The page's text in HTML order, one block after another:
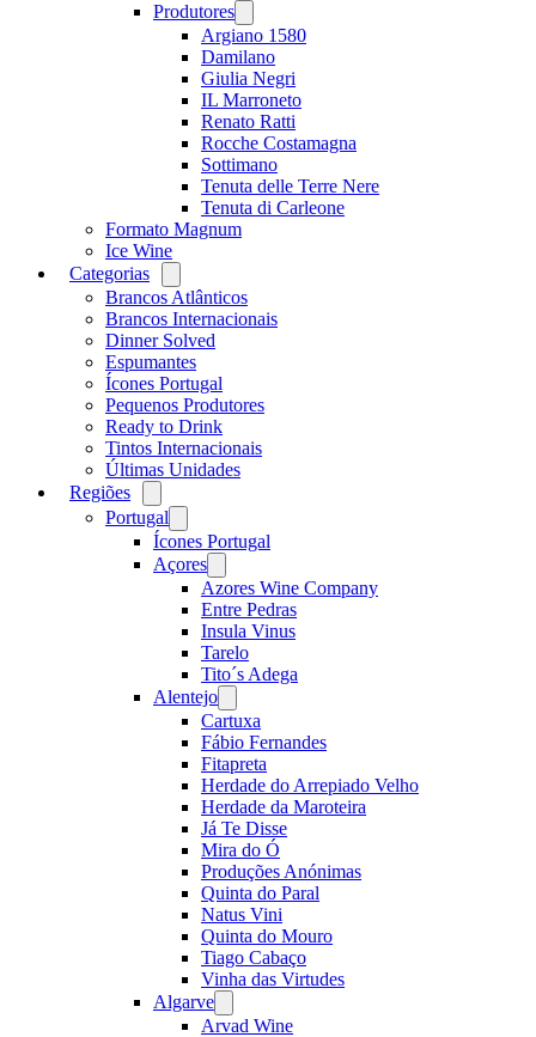
Produtores
menu
Argiano 1580
Damilano
Giulia Negri
IL Marroneto
Renato Ratti
Rocche Costamagna
Sottimano
Tenuta delle Terre Nere
Tenuta di Carleone
Formato Magnum
Ice Wine
Categorias
menu
Brancos Atlânticos
Brancos Internacionais
Dinner Solved
Espumantes
Ícones Portugal
Pequenos Produtores
Ready to Drink
Tintos Internacionais
Últimas Unidades
Regiões
menu
Portugal
menu
Ícones Portugal
Açores
menu
Azores Wine Company
Entre Pedras
Insula Vinus
Tarelo
Tito´s Adega
Alentejo
menu
Cartuxa
Fábio Fernandes
Fitapreta
Herdade do Arrepiado Velho
Herdade da Maroteira
Já Te Disse
Mira do Ó
Produções Anónimas
Quinta do Paral
Natus Vini
Quinta do Mouro
Tiago Cabaço
Vinha das Virtudes
Algarve
menu
Arvad Wine